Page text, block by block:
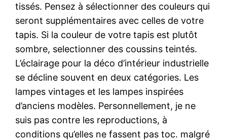
tissés. Pensez à sélectionner des couleurs qui
seront supplémentaires avec celles de votre
tapis. Si la couleur de votre tapis est plutôt
sombre, selectionner des coussins teintés.
L’éclairage pour la déco d’intérieur industrielle
se décline souvent en deux catégories. Les
lampes vintages et les lampes inspirées
d’anciens modèles. Personnellement, je ne
suis pas contre les reproductions, à
conditions qu’elles ne fassent pas toc. malgré